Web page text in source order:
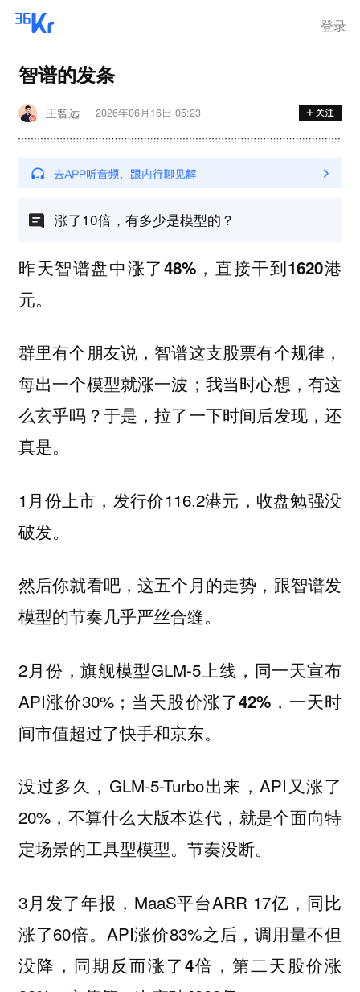
登录
智谱的发条
王智远 2026年06月16日 05:23
涨了10倍，有多少是模型的？
昨天智谱盘中涨了48%，直接干到1620港
元。
群里有个朋友说，智谱这支股票有个规律，
每出一个模型就涨一波；我当时心想，有这
么玄乎吗？于是，拉了一下时间后发现，还
真是。
1月份上市，发行价116.2港元，收盘勉强没
破发。
然后你就看吧，这五个月的走势，跟智谱发
模型的节奏几乎严丝合缝。
2月份，旗舰模型GLM-5上线，同一天宣布
API涨价30%； 当天股价涨了42%，一天时
间市值超过了快手和京东。
没过多久，GLM-5-Turbo出来，API又涨了
20%，不算什么大版本迭代，就是个面向特
定场景的工具型模型。节奏没断。
3月发了年报，MaaS平台ARR 17亿，同比
涨了60倍。API涨价83%之后，调用量不但
没降， 同期反而涨了4倍，第二天股价涨